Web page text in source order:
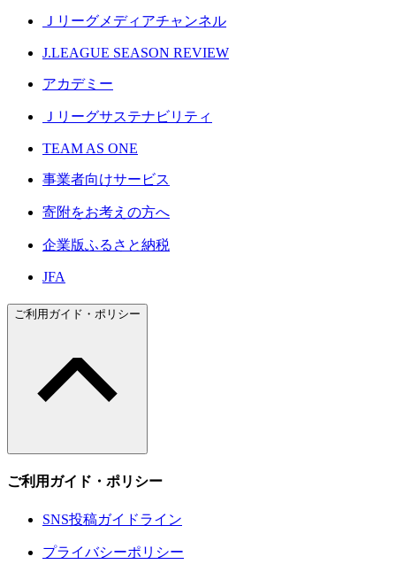
Ｊリーグメディアチャンネル
J.LEAGUE SEASON REVIEW
アカデミー
Ｊリーグサステナビリティ
TEAM AS ONE
事業者向けサービス
寄附をお考えの方へ
企業版ふるさと納税
JFA
ご利用ガイド・ポリシー
ご利用ガイド・ポリシー
SNS投稿ガイドライン
プライバシーポリシー